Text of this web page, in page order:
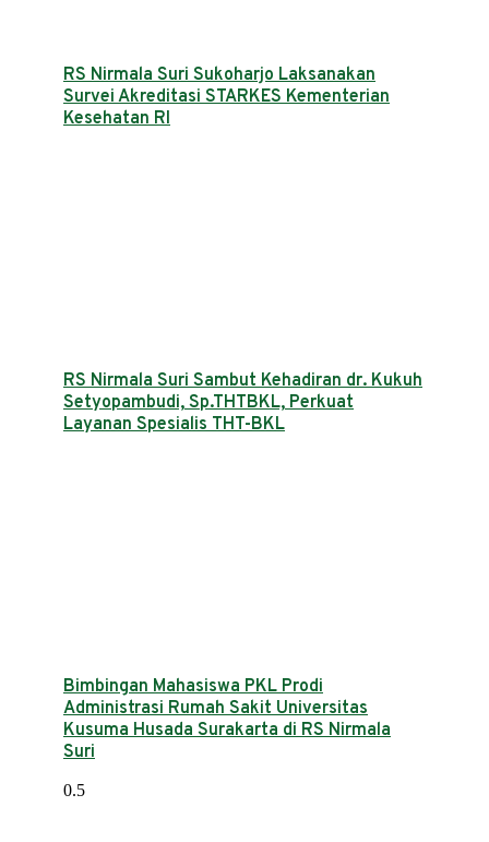
RS Nirmala Suri Sukoharjo Laksanakan
Survei Akreditasi STARKES Kementerian
Kesehatan RI
RS Nirmala Suri Sambut Kehadiran dr. Kukuh
Setyopambudi, Sp.THTBKL, Perkuat
Layanan Spesialis THT-BKL
Bimbingan Mahasiswa PKL Prodi
Administrasi Rumah Sakit Universitas
Kusuma Husada Surakarta di RS Nirmala
Suri